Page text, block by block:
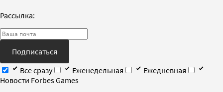
Рассылка:
Подписаться
Все сразу
Еженедельная
Ежедневная
Новости Forbes Games